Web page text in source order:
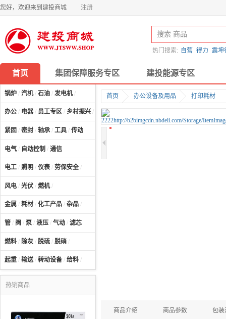
您好，欢迎来到建投商城 注册
热门搜索: 自营 得力 震坤
首页 集团保障服务专区 建投能源专区
锅炉 / 汽机/ 石油 / 发电机/
办公 / 电器 / 员工专区 / 乡村振兴 / 计算机及配件
紧固 / 密封 / 轴承 / 工具 / 传动
电气 / 自动控制 / 通信
电工 / 照明 / 仪表 / 劳保安全 /
风电 / 光伏 / 燃机/
金属 / 耗材 / 化工产品 / 杂品 /
管 / 阀 / 泵 / 液压 / 气动 / 滤芯
燃料 / 除灰 / 脱硫 / 脱硝 /
起重 / 输送/ 转动设备 / 给料 /
热销商品
首页 办公设备及用品 打印耗材
商品介绍 商品参数 包装